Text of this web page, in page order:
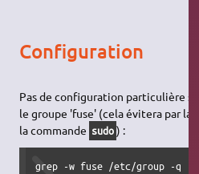
Configuration
Pas de configuration particulière
le groupe 'fuse' (cela évitera par la
la commande sudo ) :
grep -w fuse /etc/group -q ||